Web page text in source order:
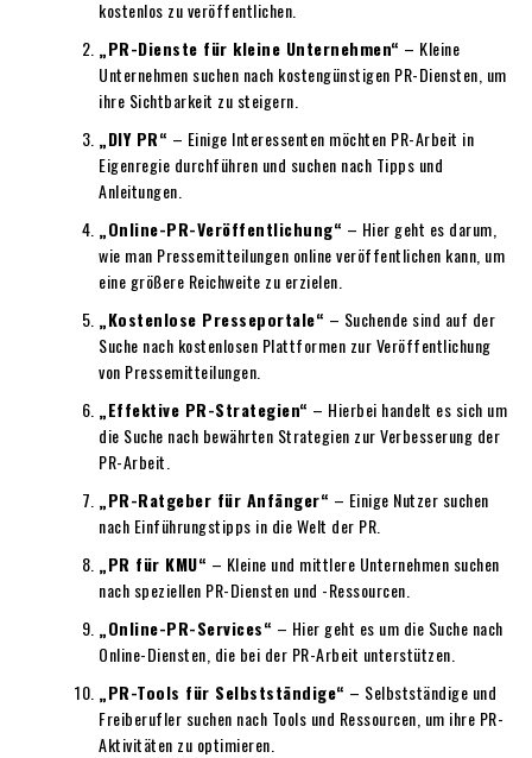
kostenlos zu veröffentlichen.
„PR-Dienste für kleine Unternehmen“ – Kleine
Unternehmen suchen nach kostengünstigen PR-Diensten, um
ihre Sichtbarkeit zu steigern.
„DIY PR“ – Einige Interessenten möchten PR-Arbeit in
Eigenregie durchführen und suchen nach Tipps und
Anleitungen.
„Online-PR-Veröffentlichung“ – Hier geht es darum,
wie man Pressemitteilungen online veröffentlichen kann, um
eine größere Reichweite zu erzielen.
„Kostenlose Presseportale“ – Suchende sind auf der
Suche nach kostenlosen Plattformen zur Veröffentlichung
von Pressemitteilungen.
„Effektive PR-Strategien“ – Hierbei handelt es sich um
die Suche nach bewährten Strategien zur Verbesserung der
PR-Arbeit.
„PR-Ratgeber für Anfänger“ – Einige Nutzer suchen
nach Einführungstipps in die Welt der PR.
„PR für KMU“ – Kleine und mittlere Unternehmen suchen
nach speziellen PR-Diensten und -Ressourcen.
„Online-PR-Services“ – Hier geht es um die Suche nach
Online-Diensten, die bei der PR-Arbeit unterstützen.
„PR-Tools für Selbstständige“ – Selbstständige und
Freiberufler suchen nach Tools und Ressourcen, um ihre PR-
Aktivitäten zu optimieren.